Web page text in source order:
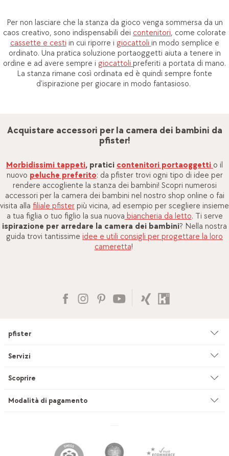
Per non lasciare che la stanza da gioco venga sommersa da un
caos creativo, sono indispensabili dei contenitori, come colorate
cassette e cesti in cui riporre i giocattoli in modo semplice e
ordinato. Una pratica soluzione portaoggetti aiuta a tenere in
ordine e ad avere sempre i giocattoli preferiti a portata di mano.
La stanza rimane così ordinata ed è quindi sempre fonte
d’ispirazione per giocare in modo fantasioso.
Acquistare accessori per la camera dei bambini da
pfister!
Morbidissimi tappeti, pratici contenitori portaoggetti o il
nuovo peluche preferito: da pfister trovi ogni tipo di idee per
rendere accogliente la stanza dei bambini! Scopri numerosi
accessori per la camera dei bambini nel nostro shop online o fai
visita alla filiale pfister più vicina, ad esempio per scegliere insieme
a tua figlia o tuo figlio la sua nuova biancheria da letto. Ti serve
ispirazione per arredare la camera dei bambini? Nella nostra
guida trovi tantissime idee e utili consigli per progettare la loro
cameretta!
pfister
Azienda
Ambiente & sostenibilità
Servizi
Consulenza
Servizi su misura
Scoprire
Studio di cucine
Modalità di pagamento